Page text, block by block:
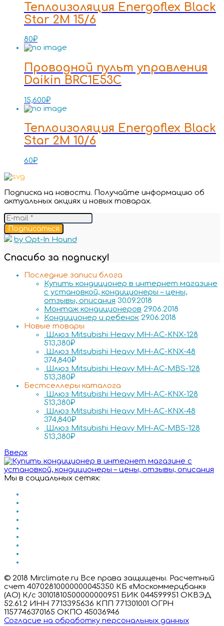
Теплоизоляция Energoflex Black
Star 2M 15/6
80₽
Проводной пульт управления
Daikin BRC1E53C
15,600₽
Теплоизоляция Energoflex Black
Star 2M 10/6
60₽
Подписка на новости. Получайте информацию об
актуальных акциях и новых товарах.
Подписаться
by Opt-In Hound
Спасибо за подписку!
Последние записи блога
Купить кондиционер в интернет магазине
с установкой, кондиционеры – цены,
отзывы, описания 30.09.2018
Монтаж кондиционеров 29.06.2018
Кондиционер и ребенок 29.06.2018
Новые товары
Шлюз Mitsubishi Heavy MH-AC-KNX-128
513,380₽
Шлюз Mitsubishi Heavy MH-AC-KNX-48
374,840₽
Шлюз Mitsubishi Heavy MH-AC-MBS-128
513,380₽
Бестселлеры каталога
Шлюз Mitsubishi Heavy MH-AC-KNX-128
513,380₽
Шлюз Mitsubishi Heavy MH-AC-KNX-48
374,840₽
Шлюз Mitsubishi Heavy MH-AC-MBS-128
513,380₽
Вверх
Мы в социальных сетях:
© 2018 Mirclimate.ru Все права защищены. Расчетный
счет 40702810000000045350 КБ «Москоммерцбанк»
(АО) К/с 30101810500000000951 БИК 044599951 ОКВЭД
52.61.2 ИНН 7713395636 КПП 771301001 ОГРН
1157746370165 ОКПО 45036946
Согласие на обработку персональных данных